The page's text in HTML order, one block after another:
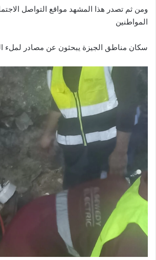
ومن ثم تصدر هذا المشهد مواقع التواصل
المواطنين
سكان مناطق الجيزة يبحثون عن مصادر لملء